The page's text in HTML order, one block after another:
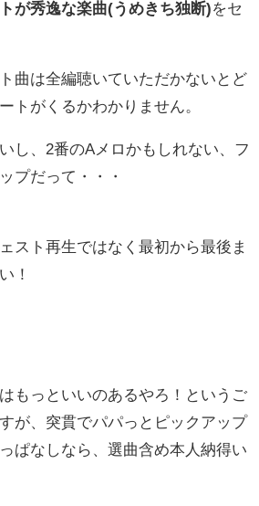
が秀逸な楽曲(うめきち独断)をセ
曲は全編聴いていただかないとど
トがくるかわかりません。
し、2番のAメロかもしれない、フ
プだって・・・
スト再生ではなく最初から最後ま
！
もっといいのあるやろ！というご
が、突貫でパパっとピックアップ
ぱなしなら、選曲含め本人納得い